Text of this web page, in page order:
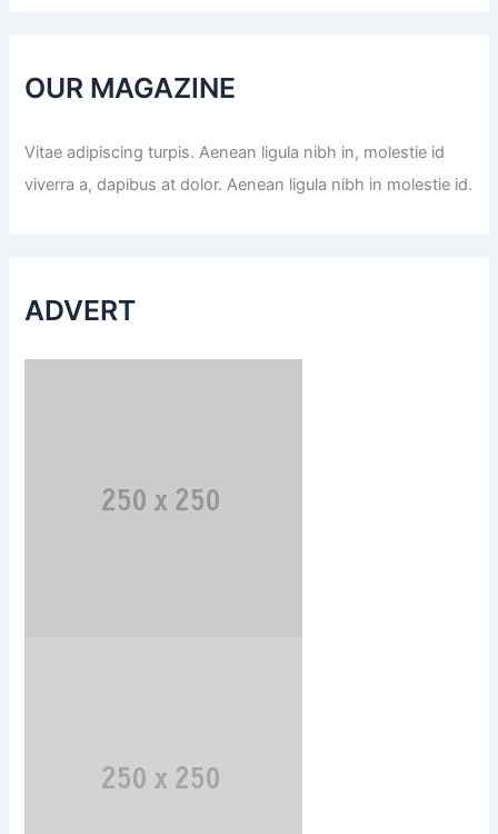
OUR MAGAZINE
Vitae adipiscing turpis. Aenean ligula nibh in, molestie id
viverra a, dapibus at dolor. Aenean ligula nibh in molestie id.
ADVERT